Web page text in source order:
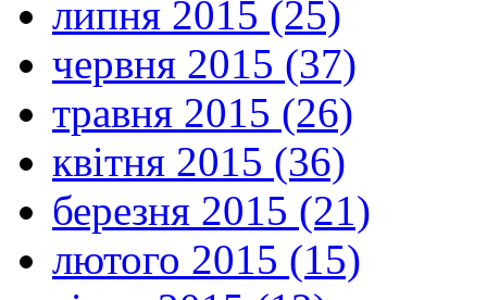
липня 2015 (25)
червня 2015 (37)
травня 2015 (26)
квітня 2015 (36)
березня 2015 (21)
лютого 2015 (15)